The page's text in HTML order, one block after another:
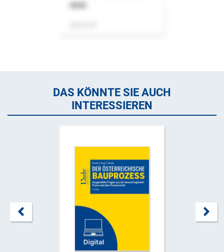
DAS KÖNNTE SIE AUCH
INTERESSIEREN